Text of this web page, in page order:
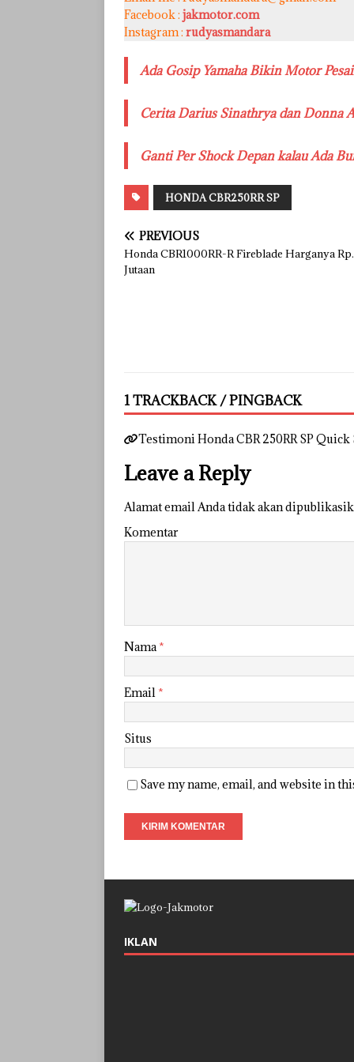
Facebook : jakmotor.com
Instagram : rudyasmandara
Ada Gosip Yamaha Bikin Motor
Cerita Darius Sinathrya dan Donna
Ganti Per Shock Depan kalau Ada
HONDA CBR250RR SP
PREVIOUS
Honda CBR1000RR-R Fireblade Harganya
Jutaan
1 TRACKBACK / PINGBACK
Testimoni Honda CBR 250RR SP
Leave a Reply
Alamat email Anda tidak akan
Komentar
Nama *
Email *
Situs
Save my name, email, and website in
IKLAN